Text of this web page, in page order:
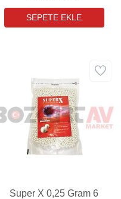
Super X 0,25 Gram 6